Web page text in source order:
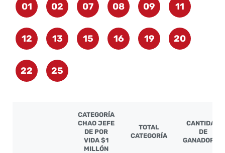
01 02 07 08 09 11
12 13 15 16 19 20
22 25
CATEGORÍA
CHAO JEFE
DE POR
VIDA $1
MILLÓN
TOTAL
CATEGORÍA
CANTIDAD
DE
GANADORES